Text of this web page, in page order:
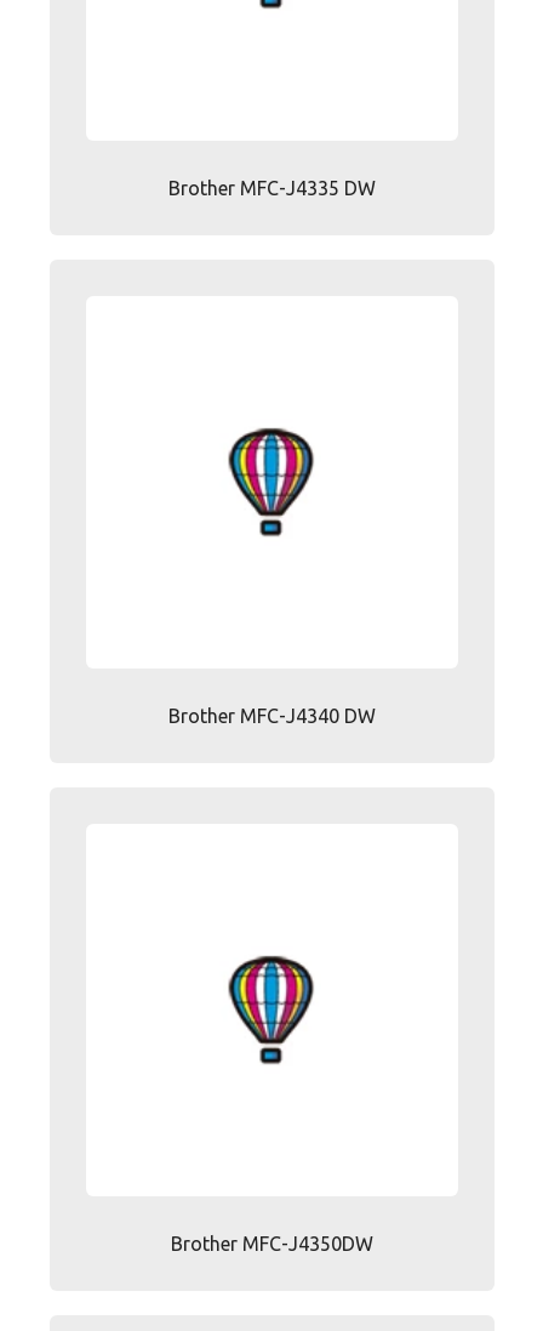
Brother MFC-J4335 DW
Brother MFC-J4340 DW
Brother MFC-J4350DW